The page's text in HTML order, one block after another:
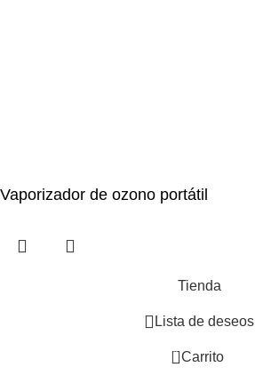
Vaporizador de ozono portátil
Tienda
Lista de deseos
0 Carrito